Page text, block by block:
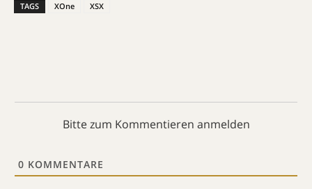
TAGS XOne XSX
Bitte zum Kommentieren anmelden
0 KOMMENTARE